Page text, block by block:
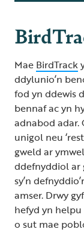
Mae BirdTrack
ddylunio’n
fod yn ddewis
bennaf ac yn
adnabod adar.
unigol neu
gweld ar
ddefnyddiol ar
sy’n
amser. Drwy
hefyd yn
o sut mae